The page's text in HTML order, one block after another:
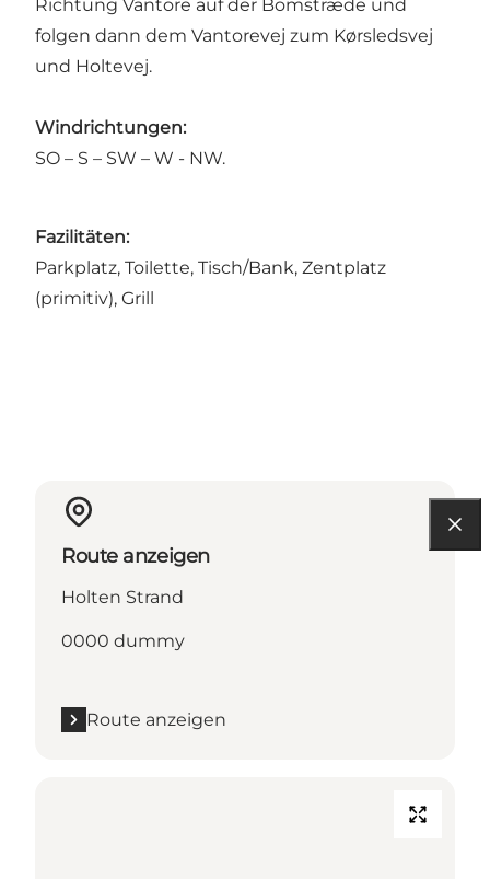
Richtung Vantore auf der Bomstræde und
folgen dann dem Vantorevej zum Kørsledsvej
und Holtevej.
Windrichtungen:
SO – S – SW – W - NW.
Fazilitäten:
Parkplatz, Toilette, Tisch/Bank, Zentplatz
(primitiv), Grill
Route anzeigen
Holten Strand
0000 dummy
Route anzeigen